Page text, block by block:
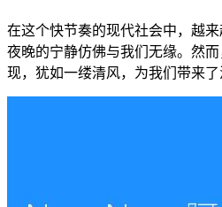
在这个快节奏的现代社会中，越来
夜晚的宁静仿佛与我们无缘。然
现，犹如一缕清风，为我们带来了